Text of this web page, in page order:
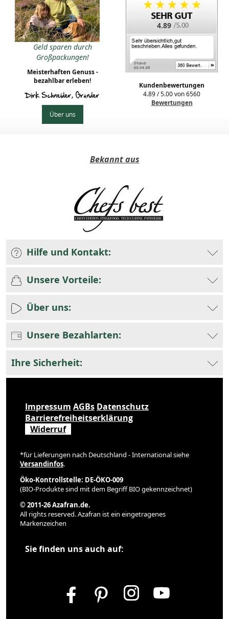
Geld sparen durch
Großpackungen!
Meisterhaften Genuss -
bezahlbar erleben!
Dirk Schneider, Gründer
Über uns
4.89
Kundenbewertungen
4.89/5.00von6560
Bewertungen
Bekannt aus
Hilfe und Kontakt:
Unsere Vorteile:
Über uns:
Unsere Bezahlarten:
Ihre Sicherheit:
Impressum AGBs Datenschutz
Barrierefreiheitserklärung
Widerruf
*für Lieferungen nach Deutschland - International siehe
Versandinfos.
Öko-Kontrollstelle: DE-ÖKO-009
(BIO-Produkte sind mit dem Begriff BIO gekennzeichnet)
© 2011-26 Azafran.de.
All rights reserved. Azafran ist ein eingetragenes
Markenzeichen
Sie finden uns auch auf: